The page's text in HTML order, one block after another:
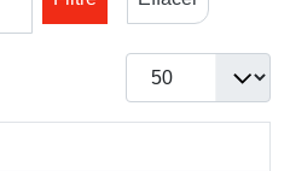
Afficher #